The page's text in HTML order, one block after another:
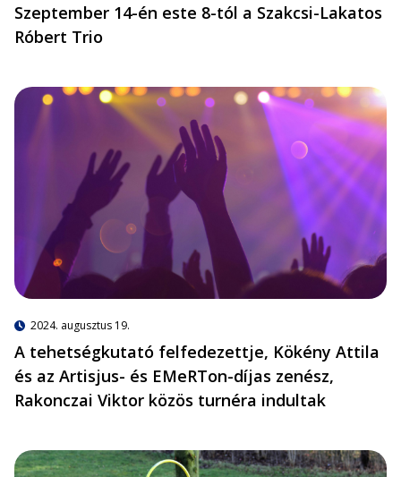
Szeptember 14-én este 8-tól a Szakcsi-Lakatos
Róbert Trio
2024. augusztus 19.
A tehetségkutató felfedezettje, Kökény Attila
és az Artisjus- és EMeRTon-díjas zenész,
Rakonczai Viktor közös turnéra indultak